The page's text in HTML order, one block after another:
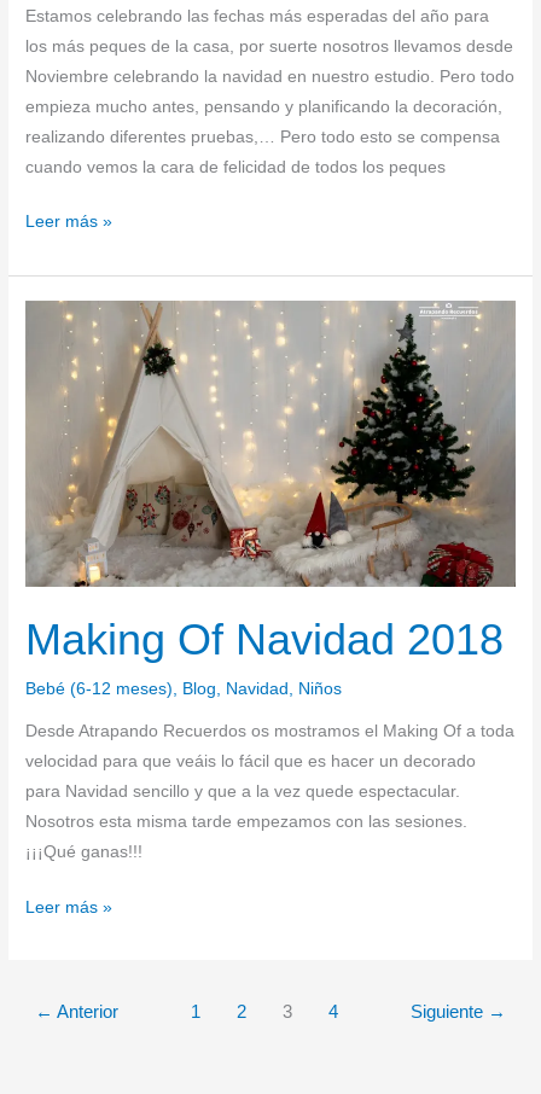
Estamos celebrando las fechas más esperadas del año para
los más peques de la casa, por suerte nosotros llevamos desde
Noviembre celebrando la navidad en nuestro estudio. Pero todo
empieza mucho antes, pensando y planificando la decoración,
realizando diferentes pruebas,… Pero todo esto se compensa
cuando vemos la cara de felicidad de todos los peques
Leer más »
Making Of Navidad 2018
Bebé (6-12 meses) Blog Navidad Niños
Desde Atrapando Recuerdos os mostramos el Making Of a toda
velocidad para que veáis lo fácil que es hacer un decorado
para Navidad sencillo y que a la vez quede espectacular.
Nosotros esta misma tarde empezamos con las sesiones.
¡¡¡Qué ganas!!!
Making
Navidad
Leer más »
← Anterior 1 2 3 4 Siguiente →